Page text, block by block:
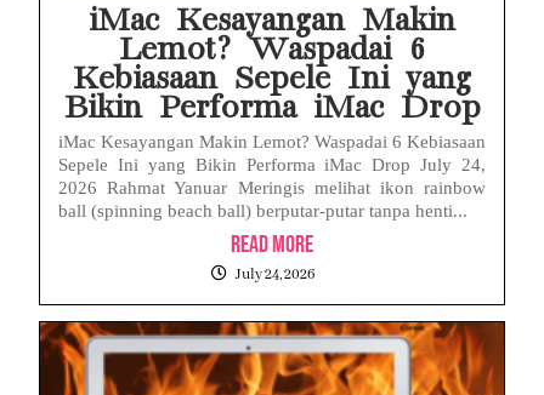
iMac Kesayangan Makin
Lemot? Waspadai 6
Kebiasaan Sepele Ini yang
Bikin Performa iMac Drop
iMac Kesayangan Makin Lemot? Waspadai 6 Kebiasaan
Sepele Ini yang Bikin Performa iMac Drop July 24,
2026 Rahmat Yanuar Meringis melihat ikon rainbow
ball (spinning beach ball) berputar-putar tanpa henti...
Read More
July 24, 2026